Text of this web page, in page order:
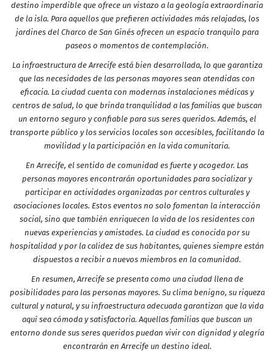
destino imperdible que ofrece un vistazo a la geología extraordinaria
de la isla. Para aquellos que prefieren actividades más relajadas, los
jardines del Charco de San Ginés ofrecen un espacio tranquilo para
paseos o momentos de contemplación.
La infraestructura de Arrecife está bien desarrollada, lo que garantiza
que las necesidades de las personas mayores sean atendidas con
eficacia. La ciudad cuenta con modernas instalaciones médicas y
centros de salud, lo que brinda tranquilidad a las familias que buscan
un entorno seguro y confiable para sus seres queridos. Además, el
transporte público y los servicios locales son accesibles, facilitando la
movilidad y la participación en la vida comunitaria.
En Arrecife, el sentido de comunidad es fuerte y acogedor. Las
personas mayores encontrarán oportunidades para socializar y
participar en actividades organizadas por centros culturales y
asociaciones locales. Estos eventos no solo fomentan la interacción
social, sino que también enriquecen la vida de los residentes con
nuevas experiencias y amistades. La ciudad es conocida por su
hospitalidad y por la calidez de sus habitantes, quienes siempre están
dispuestos a recibir a nuevos miembros en la comunidad.
En resumen, Arrecife se presenta como una ciudad llena de
posibilidades para las personas mayores. Su clima benigno, su riqueza
cultural y natural, y su infraestructura adecuada garantizan que la vida
aquí sea cómoda y satisfactoria. Aquellas familias que buscan un
entorno donde sus seres queridos puedan vivir con dignidad y alegría
encontrarán en Arrecife un destino ideal.